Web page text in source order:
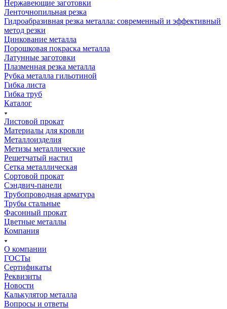
Нержавеющие заготовки
Ленточнопильная резка
Гидроабразивная резка металла: современный и эффективный
метод резки
Цинкование металла
Порошковая покраска металла
Латунные заготовки
Плазменная резка металла
Рубка металла гильотиной
Гибка листа
Гибка труб
Каталог
Листовой прокат
Материалы для кровли
Металлоизделия
Метизы металлические
Решетчатый настил
Сетка металлическая
Сортовой прокат
Сэндвич-панели
Трубопроводная арматура
Трубы стальные
Фасонный прокат
Цветные металлы
Компания
О компании
ГОСТы
Сертификаты
Реквизиты
Новости
Калькулятор металла
Вопросы и ответы